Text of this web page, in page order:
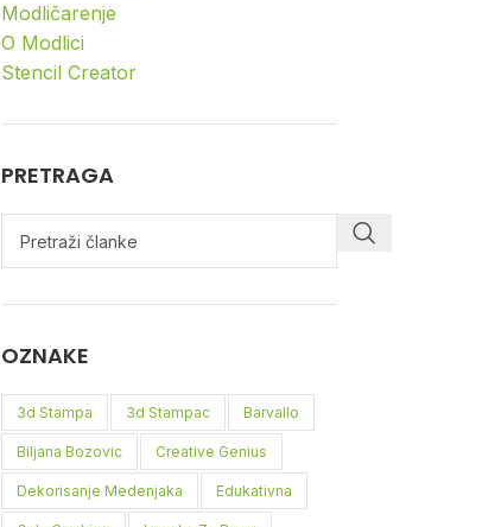
Modličarenje
O Modlici
Stencil Creator
PRETRAGA
OZNAKE
3d Stampa 3d Stampac Barvallo
Biljana Bozovic Creative Genius
Dekorisanje Medenjaka Edukativna